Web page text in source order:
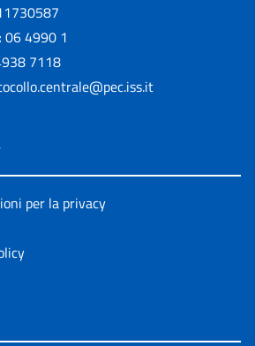
06 4990 1
7118
per la privacy